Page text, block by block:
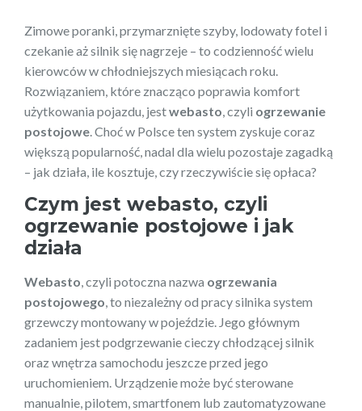
Zimowe poranki, przymarznięte szyby, lodowaty fotel i
czekanie aż silnik się nagrzeje – to codzienność wielu
kierowców w chłodniejszych miesiącach roku.
Rozwiązaniem, które znacząco poprawia komfort
użytkowania pojazdu, jestwebasto , czyli ogrzewanie
postojowe . Choć w Polsce ten system zyskuje coraz
większą popularność, nadal dla wielu pozostaje zagadką
– jak działa, ile kosztuje, czy rzeczywiście się opłaca?
Czym jest webasto, czyli
ogrzewanie postojowe i jak
działa
Webasto , czyli potoczna nazwa ogrzewania
postojowego , to niezależny od pracy silnika system
grzewczy montowany w pojeździe. Jego głównym
zadaniem jest podgrzewanie cieczy chłodzącej silnik
oraz wnętrza samochodu jeszcze przed jego
uruchomieniem. Urządzenie może być sterowane
manualnie, pilotem, smartfonem lub zautomatyzowane